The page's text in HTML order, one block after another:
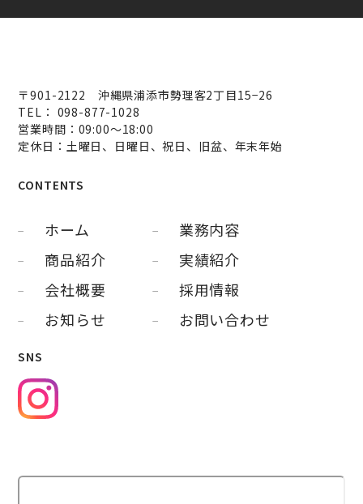
〒901-2122 沖縄県浦添市勢理客2丁目15−26
TEL： 098-877-1028
営業時間：09:00～18:00
定休日：土曜日、日曜日、祝日、旧盆、年末年始
CONTENTS
ホーム
業務内容
商品紹介
実績紹介
会社概要
採用情報
お知らせ
お問い合わせ
SNS